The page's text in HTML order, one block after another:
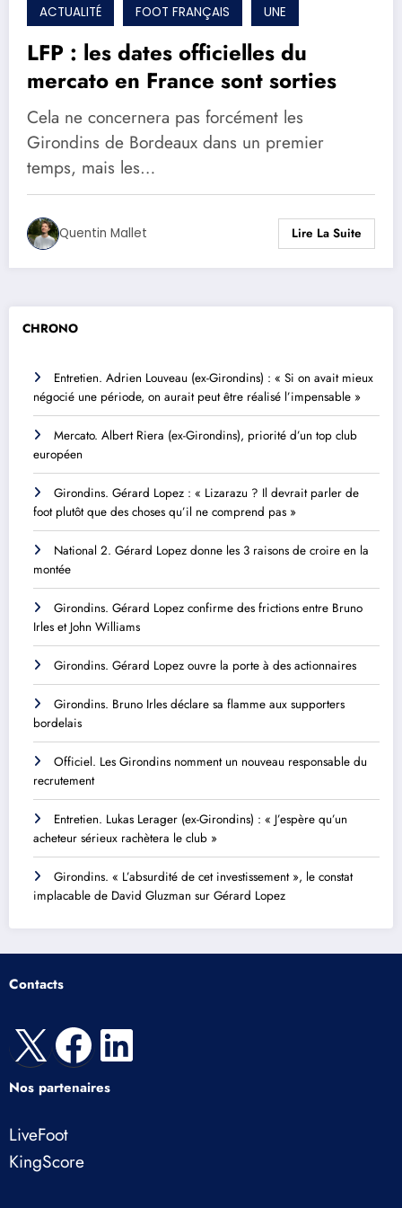
ACTUALITÉ FOOT FRANÇAIS UNE
LFP : les dates officielles du
mercato en France sont sorties
Cela ne concernera pas forcément les
Girondins de Bordeaux dans un premier
temps, mais les…
Quentin Mallet Lire La Suite
CHRONO
Entretien. Adrien Louveau (ex-Girondins) : « Si on avait mieux
négocié une période, on aurait peut être réalisé l’impensable »
Mercato. Albert Riera (ex-Girondins), priorité d’un top club
européen
Girondins. Gérard Lopez : « Lizarazu ? Il devrait parler de
foot plutôt que des choses qu’il ne comprend pas »
National 2. Gérard Lopez donne les 3 raisons de croire en la
montée
Girondins. Gérard Lopez confirme des frictions entre Bruno
Irles et John Williams
Girondins. Gérard Lopez ouvre la porte à des actionnaires
Girondins. Bruno Irles déclare sa flamme aux supporters
bordelais
Officiel. Les Girondins nomment un nouveau responsable du
recrutement
Entretien. Lukas Lerager (ex-Girondins) : « J’espère qu’un
acheteur sérieux rachètera le club »
Girondins. « L’absurdité de cet investissement », le constat
implacable de David Gluzman sur Gérard Lopez
Contacts
X Facebook
LinkedIn
Nos partenaires
LiveFoot
KingScore